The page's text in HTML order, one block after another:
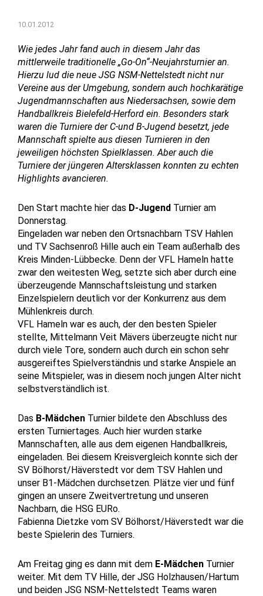
10.01.2012
Wie jedes Jahr fand auch in diesem Jahr das
mittlerweile traditionelle „Go-On“-Neujahrsturnier an.
Hierzu lud die neue JSG NSM-Nettelstedt nicht nur
Vereine aus der Umgebung, sondern auch hochkarätige
Jugendmannschaften aus Niedersachsen, sowie dem
Handballkreis Bielefeld-Herford ein. Besonders stark
waren die Turniere der C-und B-Jugend besetzt, jede
Mannschaft spielte aus diesen Turnieren in den
jeweiligen höchsten Spielklassen. Aber auch die
Turniere der jüngeren Altersklassen konnten zu echten
Highlights avancieren.
Den Start machte hier das D-Jugend Turnier am
Donnerstag.
Eingeladen war neben den Ortsnachbarn TSV Hahlen
und TV Sachsenroß Hille auch ein Team außerhalb des
Kreis Minden-Lübbecke. Denn der VFL Hameln hatte
zwar den weitesten Weg, setzte sich aber durch eine
überzeugende Mannschaftsleistung und starken
Einzelspielern deutlich vor der Konkurrenz aus dem
Mühlenkreis durch.
VFL Hameln war es auch, der den besten Spieler
stellte, Mittelmann Veit Mävers überzeugte nicht nur
durch viele Tore, sondern auch durch ein schon sehr
ausgereiftes Spielverständnis und starke Anspiele an
seine Mitspieler, was in diesem noch jungen Alter nicht
selbstverständlich ist.
Das B-Mädchen Turnier bildete den Abschluss des
ersten Turniertages. Auch hier wurden starke
Mannschaften, alle aus dem eigenen Handballkreis,
eingeladen. Bei diesem Kreisvergleich konnte sich der
SV Bölhorst/Häverstedt vor dem TSV Hahlen und
unser B1-Mädchen durchsetzen. Plätze vier und fünf
gingen an unsere Zweitvertretung und unseren
Nachbarn, die HSG EURo.
Fabienna Dietzke vom SV Bölhorst/Häverstedt war die
beste Spielerin des Turniers.
Am Freitag ging es dann mit dem E-Mädchen Turnier
weiter. Mit dem TV Hille, der JSG Holzhausen/Hartum
und beiden JSG NSM-Nettelstedt Teams waren